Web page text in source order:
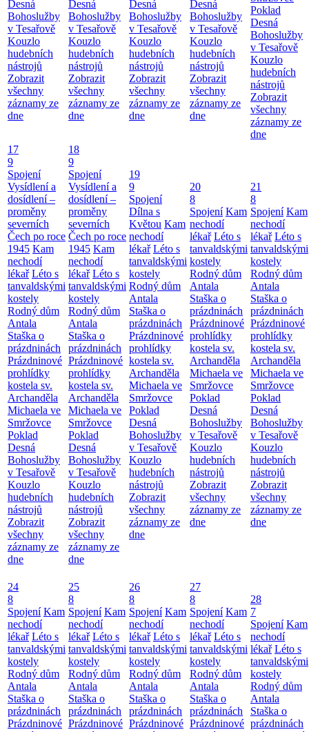
Desná
Bohoslužby
v Tesařově
Kouzlo
hudebních
nástrojů
Zobrazit
všechny
záznamy ze
dne
Desná
Bohoslužby
v Tesařově
Kouzlo
hudebních
nástrojů
Zobrazit
všechny
záznamy ze
dne
Desná
Bohoslužby
v Tesařově
Kouzlo
hudebních
nástrojů
Zobrazit
všechny
záznamy ze
dne
Desná
Bohoslužby
v Tesařově
Kouzlo
hudebních
nástrojů
Zobrazit
všechny
záznamy ze
dne
Poklad
Desná
Bohoslužby
v Tesařově
Kouzlo
hudebních
nástrojů
Zobrazit
všechny
záznamy ze
dne
17
9
Spojení
Vysídlení a
dosídlení –
proměny
severních
Čech po roce
1945 Kam
nechodí
lékař Léto s
tanvaldskými
kostely
Rodný dům
Antala
Staška o
prázdninách
Prázdninové
prohlídky
kostela sv.
Archanděla
Michaela ve
Smržovce
Poklad
Desná
Bohoslužby
v Tesařově
Kouzlo
hudebních
nástrojů
Zobrazit
všechny
záznamy ze
dne
18
9
Spojení
Vysídlení a
dosídlení –
proměny
severních
Čech po roce
1945 Kam
nechodí
lékař Léto s
tanvaldskými
kostely
Rodný dům
Antala
Staška o
prázdninách
Prázdninové
prohlídky
kostela sv.
Archanděla
Michaela ve
Smržovce
Poklad
Desná
Bohoslužby
v Tesařově
Kouzlo
hudebních
nástrojů
Zobrazit
všechny
záznamy ze
dne
19
9
Spojení
Dílna s
Květou Kam
nechodí
lékař Léto s
tanvaldskými
kostely
Rodný dům
Antala
Staška o
prázdninách
Prázdninové
prohlídky
kostela sv.
Archanděla
Michaela ve
Smržovce
Poklad
Desná
Bohoslužby
v Tesařově
Kouzlo
hudebních
nástrojů
Zobrazit
všechny
záznamy ze
dne
20
8
Spojení Kam
nechodí
lékař Léto s
tanvaldskými
kostely
Rodný dům
Antala
Staška o
prázdninách
Prázdninové
prohlídky
kostela sv.
Archanděla
Michaela ve
Smržovce
Poklad
Desná
Bohoslužby
v Tesařově
Kouzlo
hudebních
nástrojů
Zobrazit
všechny
záznamy ze
dne
21
8
Spojení Kam
nechodí
lékař Léto s
tanvaldskými
kostely
Rodný dům
Antala
Staška o
prázdninách
Prázdninové
prohlídky
kostela sv.
Archanděla
Michaela ve
Smržovce
Poklad
Desná
Bohoslužby
v Tesařově
Kouzlo
hudebních
nástrojů
Zobrazit
všechny
záznamy ze
dne
24
8
Spojení Kam
nechodí
lékař Léto s
tanvaldskými
kostely
Rodný dům
Antala
Staška o
prázdninách
Prázdninové
25
8
Spojení Kam
nechodí
lékař Léto s
tanvaldskými
kostely
Rodný dům
Antala
Staška o
prázdninách
Prázdninové
26
8
Spojení Kam
nechodí
lékař Léto s
tanvaldskými
kostely
Rodný dům
Antala
Staška o
prázdninách
Prázdninové
27
8
Spojení Kam
nechodí
lékař Léto s
tanvaldskými
kostely
Rodný dům
Antala
Staška o
prázdninách
Prázdninové
28
7
Spojení Kam
nechodí
lékař Léto s
tanvaldskými
kostely
Rodný dům
Antala
Staška o
prázdninách